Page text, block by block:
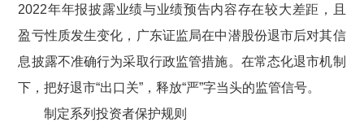
2022年年报披露业绩与业绩预告内容存在较大差距，且
盈亏性质发生变化，广东证监局在中潜股份退市后对其信
息披露不准确行为采取行政监管措施。在常态化退市机制
下，把好退市“出口关”，释放“严”字当头的监管信号。
制定系列投资者保护规则